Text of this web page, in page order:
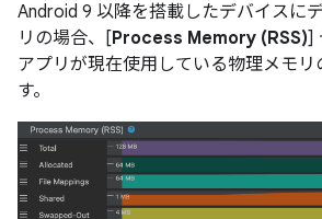
Android 9 以降を搭載したデバイスに
リの場合、[Process Memory (RSS)]
アプリが現在使用している物理メモリ
す。